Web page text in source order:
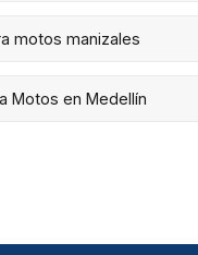
motos manizales
Motos en Medellín